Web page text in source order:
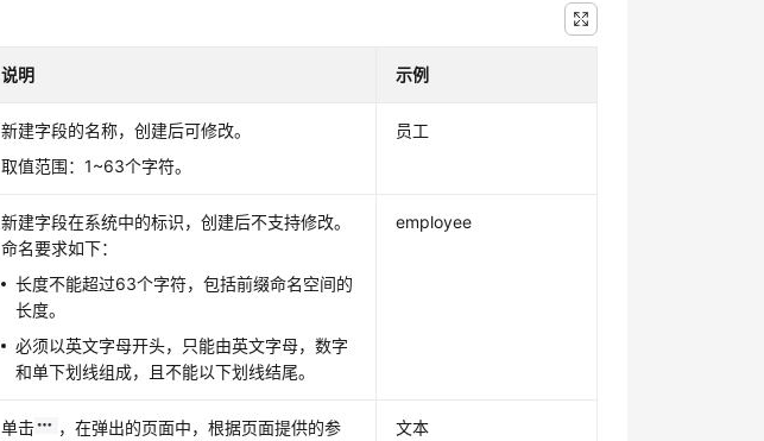
说明 示例
新建字段的名称，创建后可修改。
取值范围：1~63个字符。
员工
新建字段在系统中的标识，创建后不支持修改。
命名要求如下：
长度不能超过63个字符，包括前缀命名空间的
长度。
必须以英文字母开头，只能由英文字母，数字
和单下划线组成，且不能以下划线结尾。
employee
单击
，在弹出的页面中，根据页面提供的参
文本